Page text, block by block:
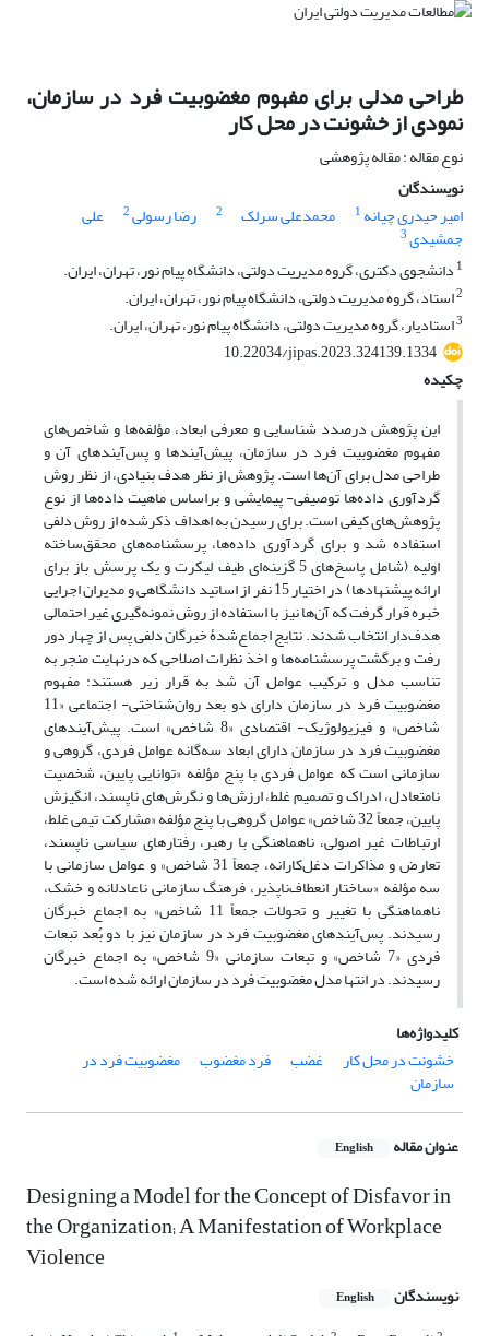
طراحی مدلی برای مفهوم مغضوبیت فرد در سازمان،
نمودی از خشونت در محل کار
نوع مقاله : مقاله پژوهشی
نویسندگان
امیر حیدری چیانه 1 محمدعلی سرلک 2 رضا رسولی2 علی
جمشیدی3
1 دانشجوی دکتری، گروه مدیریت دولتی، دانشگاه پیام نور، تهران، ایران.
2استاد، گروه مدیریت دولتی، دانشگاه پیام نور، تهران، ایران.
3استادیار، گروه مدیریت دولتی، دانشگاه پیام نور، تهران، ایران.
10.22034/jipas.2023.324139.1334
چکیده
این پژوهش در‌صدد شناسایی و معرفی ابعاد، مؤلفه‌ها و شاخص‌های
مفهوم مغضوبیت فرد در سازمان، پیش‌آیندها و پس‌آیندهای آن و
طراحی مدل برای آن‌ها است‌. پژوهش از نظر هدف بنیادی، از نظر روش
گردآوری داده‌ها توصیفی- پیمایشی و بر‌اساس ماهیت داده‌ها از نوع
پژوهش‌های کیفی است‌. برای رسیدن به اهداف ذکر‌شده از روش دلفی
استفاده شد و برای گردآوری داده‌ها، پرسشنامه‌های محقق‌ساخته‌
اولیه (شامل پاسخ‌های 5 گزینه‌ای طیف لیکرت و یک پرسش باز برای‌
ارائه پیشنهادها) در اختیار 15 نفر از اساتید دانشگاهی و مدیران اجرایی‌
خبره قرار گرفت که آن‌ها نیز با استفاده از روش نمونه‌گیری غیر احتمالی
هدف‌دار انتخاب شدند. نتایج اجماع‌شدۀ خبرگان دلفی پس از چهار دور
رفت و برگشت پرسشنامه‌ها و اخذ نظرات اصلاحی که درنهایت‌ منجر به
تناسب مدل و ترکیب عوامل آن شد به قرار زیر هستند: مفهوم
مغضوبیت فرد در سازمان دارای دو بعد روان‌شناختی- اجتماعی «11
شاخص» و فیزیولوژیک- اقتصادی «8 شاخص» است. پیش‌آیندهای
مغضوبیت فرد در سازمان دارای ابعاد سه‌گانه عوامل فردی، گروهی و
سازمانی است‌ که عوامل فردی با پنج مؤلفه «توانایی پایین، شخصیت
نامتعادل، ادراک و تصمیم غلط، ارزش‌ها و نگرش‌های ناپسند، انگیزش
پایین، جمعاً 32 شاخص» عوامل گروهی با پنج مؤلفه «مشارکت تیمی غلط،
ارتباطات غیر اصولی، ناهماهنگی با رهبر، رفتارهای سیاسی ناپسند‌،
تعارض و مذاکرات دغل‌کارانه، جمعاً 31 شاخص» و عوامل سازمانی با
سه مؤلفه «ساختار انعطاف‌ناپذیر، فرهنگ سازمانی ناعادلانه و خشک،
ناهماهنگی با تغییر و تحولات جمعاً 11 شاخص» به اجماع خبرگان
رسیدند. پس‌آیندهای مغضوبیت فرد در سازمان نیز با دو بُعد تبعات
فردی «7 شاخص» و تبعات سازمانی «9 شاخص» به اجماع خبرگان
رسیدند. در انتها مدل مغضوبیت فرد در سازمان ارائه شده‌ است.
کلیدواژه‌ها
خشونت در محل کار
غضب فرد مغضوب مغضوبیت فرد در
سازمان
عنوان مقاله English
Designing a Model for the Concept of Disfavor in
the Organization; A Manifestation of Workplace
Violence
نویسندگان English